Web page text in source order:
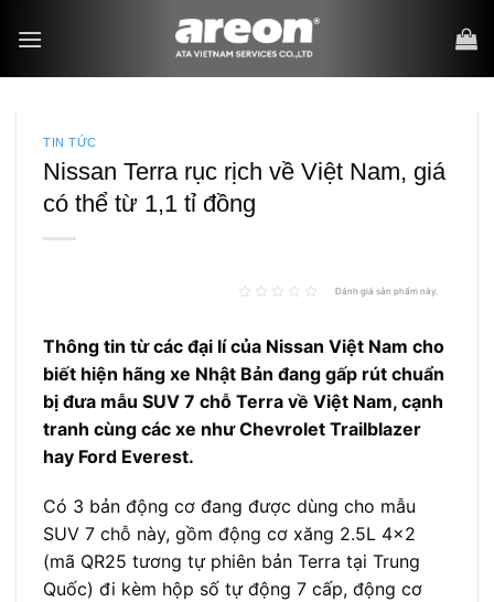
qua
TIN TỨC
Nissan Terra rục rịch về Việt Nam, giá
có thể từ 1,1 tỉ đồng
Đánh giá sản phẩm này.
Thông tin từ các đại lí của Nissan Việt Nam cho
biết hiện hãng xe Nhật Bản đang gấp rút chuẩn
bị đưa mẫu SUV 7 chỗ Terra về Việt Nam, cạnh
tranh cùng các xe như Chevrolet Trailblazer
hay Ford Everest.
Có 3 bản động cơ đang được dùng cho mẫu
SUV 7 chỗ này, gồm động cơ xăng 2.5L 4×2
(mã QR25 tương tự phiên bản Terra tại Trung
Quốc) đi kèm hộp số tự động 7 cấp, động cơ